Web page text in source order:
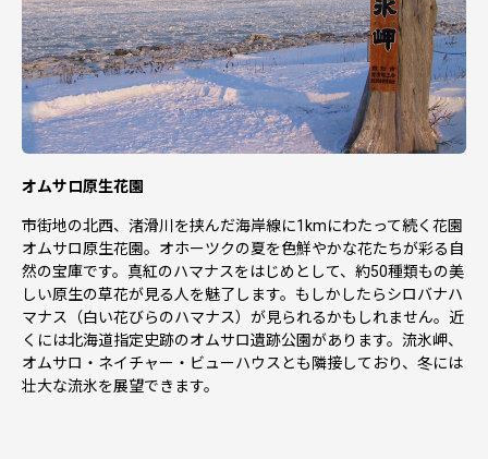
オムサロ原生花園
市街地の北西、渚滑川を挟んだ海岸線に1kmにわたって続く花園
オムサロ原生花園。オホーツクの夏を色鮮やかな花たちが彩る自
然の宝庫です。真紅のハマナスをはじめとして、約50種類もの美
しい原生の草花が見る人を魅了します。もしかしたらシロバナハ
マナス（白い花びらのハマナス）が見られるかもしれません。近
くには北海道指定史跡のオムサロ遺跡公園があります。流氷岬、
オムサロ・ネイチャー・ビューハウスとも隣接しており、冬には
壮大な流氷を展望できます。